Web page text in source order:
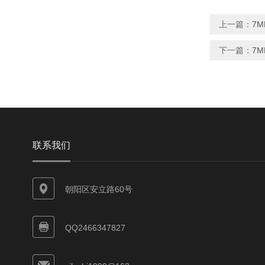
上一篇：
下一篇：
联系我们
朝阳区安立路60号
QQ2466347827